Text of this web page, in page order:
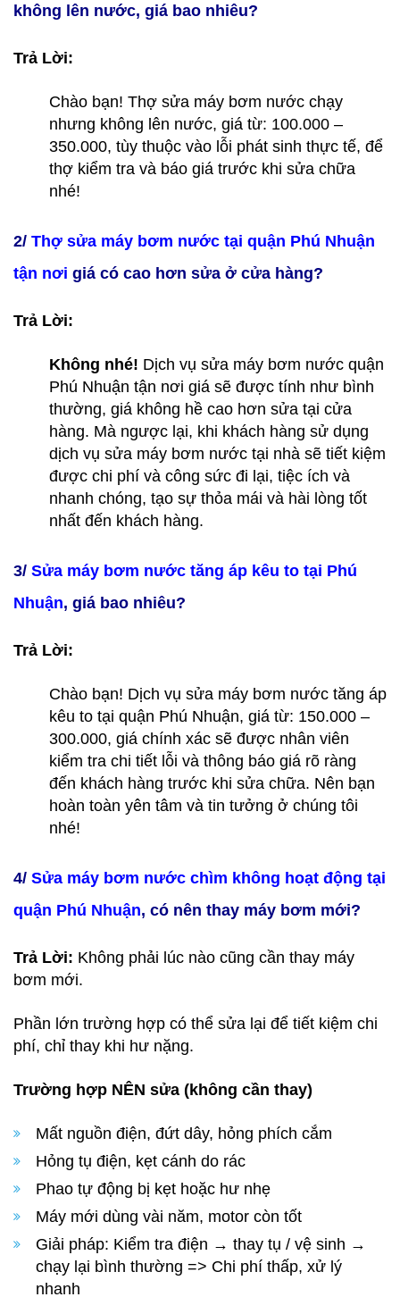
không lên nước, giá bao nhiêu?
Trả Lời:
Chào bạn! Thợ sửa máy bơm nước chạy
nhưng không lên nước, giá từ: 100.000 –
350.000, tùy thuộc vào lỗi phát sinh thực tế, để
thợ kiểm tra và báo giá trước khi sửa chữa
nhé!
2/ Thợ sửa máy bơm nước tại quận Phú Nhuận
tận nơi giá có cao hơn sửa ở cửa hàng?
Trả Lời:
Không nhé! Dịch vụ sửa máy bơm nước quận
Phú Nhuận tận nơi giá sẽ được tính như bình
thường, giá không hề cao hơn sửa tại cửa
hàng. Mà ngược lại, khi khách hàng sử dụng
dịch vụ sửa máy bơm nước tại nhà sẽ tiết kiệm
được chi phí và công sức đi lại, tiệc ích và
nhanh chóng, tạo sự thỏa mái và hài lòng tốt
nhất đến khách hàng.
3/ Sửa máy bơm nước tăng áp kêu to tại Phú
Nhuận, giá bao nhiêu?
Trả Lời:
Chào bạn! Dịch vụ sửa máy bơm nước tăng áp
kêu to tại quận Phú Nhuận, giá từ: 150.000 –
300.000, giá chính xác sẽ được nhân viên
kiểm tra chi tiết lỗi và thông báo giá rõ ràng
đến khách hàng trước khi sửa chữa. Nên bạn
hoàn toàn yên tâm và tin tưởng ở chúng tôi
nhé!
4/ Sửa máy bơm nước chìm không hoạt động tại
quận Phú Nhuận, có nên thay máy bơm mới?
Trả Lời: Không phải lúc nào cũng cần thay máy
bơm mới.
Phần lớn trường hợp có thể sửa lại để tiết kiệm chi
phí, chỉ thay khi hư nặng.
Trường hợp NÊN sửa (không cần thay)
Mất nguồn điện, đứt dây, hỏng phích cắm
Hỏng tụ điện, kẹt cánh do rác
Phao tự động bị kẹt hoặc hư nhẹ
Máy mới dùng vài năm, motor còn tốt
Giải pháp: Kiểm tra điện → thay tụ / vệ sinh →
chạy lại bình thường => Chi phí thấp, xử lý
nhanh